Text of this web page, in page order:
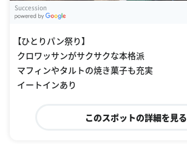
Succession
【ひとりパン祭り】
クロワッサンがサクサクな本格派
マフィンやタルトの焼き菓子も充実
イートインあり
このスポットの詳細を見る